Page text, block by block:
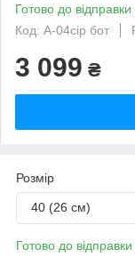
Готово до відправки
Код: A-04сір бот
3 099 ₴
Розмір
40 (26 см)
Готово до відправки